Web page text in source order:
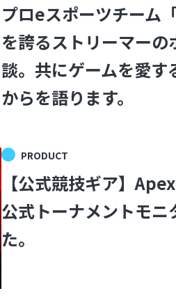
プロeスポーツチーム
を誇るストリーマー
談。共にゲームを愛
からを語ります。
PRODUCT
【公式競技ギア】
公式トーナメントモニ
た。